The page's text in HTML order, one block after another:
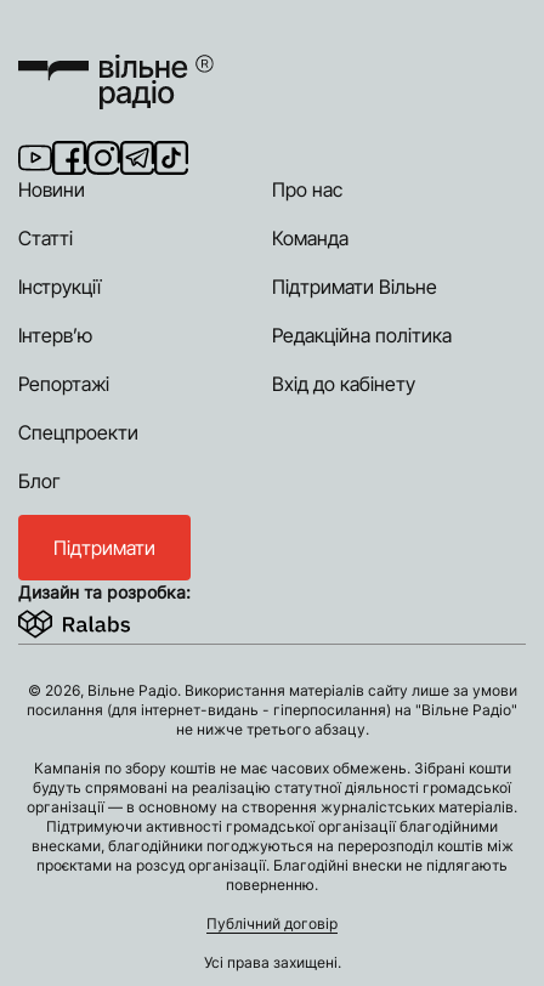
Новини
Статті
Інструкції
Інтерв’ю
Репортажі
Спецпроекти
Блог
Про нас
Команда
Підтримати Вільне
Редакційна політика
Вхід до кабінету
Підтримати
Дизайн та розробка:
© 2026, Вільне Радіо. Використання матеріалів сайту лише за умови
посилання (для інтернет-видань - гіперпосилання) на "Вільне Радіо"
не нижче третього абзацу.
Кампанія по збору коштів не має часових обмежень. Зібрані кошти
будуть спрямовані на реалізацію статутної діяльності громадської
організації — в основному на створення журналістських матеріалів.
Підтримуючи активності громадської організації благодійними
внесками, благодійники погоджуються на перерозподіл коштів між
проєктами на розсуд організації. Благодійні внески не підлягають
поверненню.
Публічний договір
Усі права захищені.